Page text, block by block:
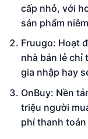
cấp nhỏ, với
sản phẩm
Fruugo: Hoạt
nhà bán lẻ chỉ
gia nhập hay
OnBuy: Nền
triệu người
phí thanh toán